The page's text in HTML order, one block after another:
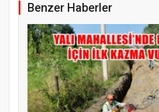
Benzer Haberler